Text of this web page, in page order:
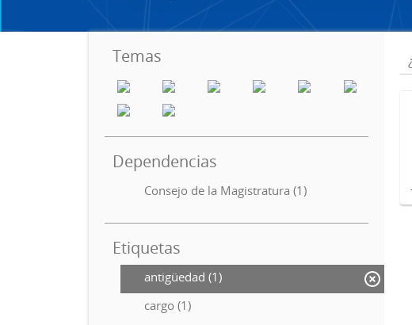
Temas
Dependencias
Consejo de la Magistratura (1)
Etiquetas
antigüedad (1)
cargo (1)